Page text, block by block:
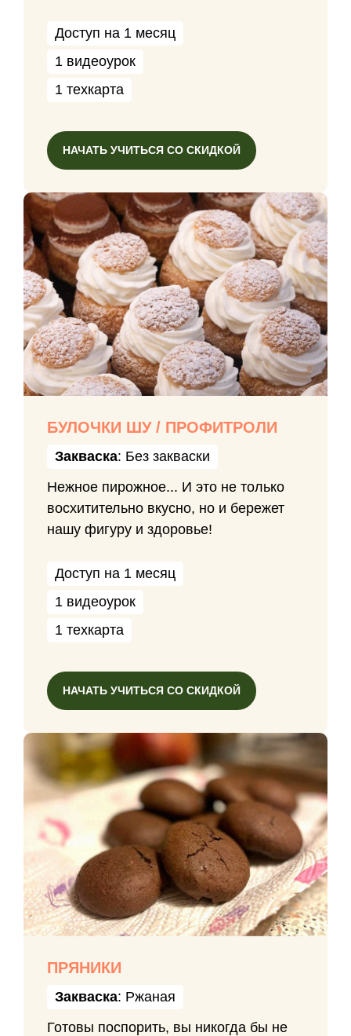
Доступ на 1 месяц
1 видеоурок
1 техкарта
НАЧАТЬ УЧИТЬСЯ СО СКИДКОЙ
БУЛОЧКИ ШУ / ПРОФИТРОЛИ
Закваска: Без закваски
Нежное пирожное... И это не только
восхитительно вкусно, но и бережет
нашу фигуру и здоровье!
Доступ на 1 месяц
1 видеоурок
1 техкарта
НАЧАТЬ УЧИТЬСЯ СО СКИДКОЙ
ПРЯНИКИ
Закваска: Ржаная
Готовы поспорить, вы никогда бы не